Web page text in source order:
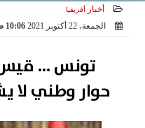
أخبار أفريقيا
الجمعة، 22 أكتوبر 2021 10:06 صـ
تونس ...
حوار وطني لا